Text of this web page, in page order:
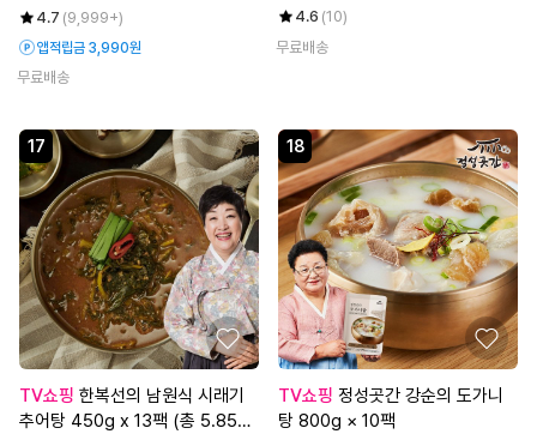
4.7 (9,999+)
앱적립금 3,990원
무료배송
4.6 (10)
무료배송
17
TV쇼핑
추어탕 450g x 13팩 (총 5.85k
18
TV쇼핑
탕 800g × 10팩